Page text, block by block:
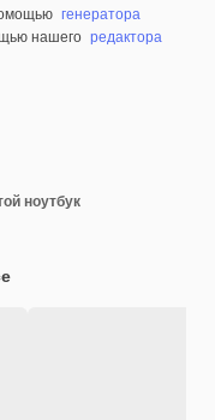
генератора
нашего редактора
ноутбук